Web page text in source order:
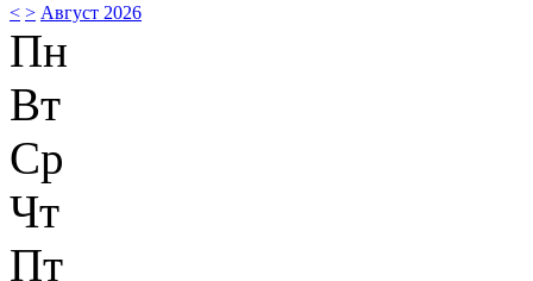
< > Август 2026
Пн
Вт
Ср
Чт
Пт